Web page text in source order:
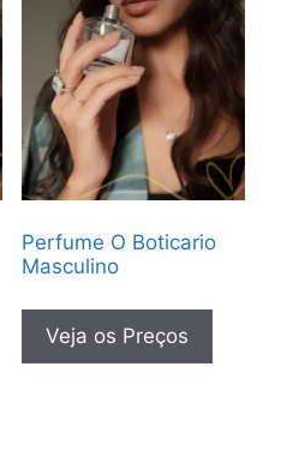
Perfume O Boticario
Masculino
Veja os Preços